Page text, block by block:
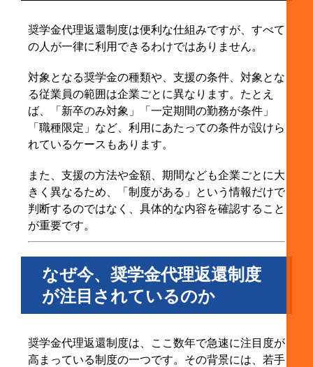
奨学金代理返還制度は便利な仕組みですが、すべて
の人が一律に利用できるわけではありません。
対象となる奨学金の種類や、支援の条件、対象とな
る従業員の範囲は企業ごとに異なります。たとえ
ば、「新卒のみ対象」「一定期間の勤務が条件」
「職種限定」など、利用にあたっての条件が設けら
れているケースもあります。
また、支援の方法や金額、期間なども企業ごとに大
きく異なるため、「制度がある」という情報だけで
判断するのではなく、具体的な内容を確認すること
が重要です。
なぜ今、奨学金代理返還制度
が注目されているのか
奨学金代理返還制度は、ここ数年で急速に注目度が
高まっている制度の一つです。その背景には、若手